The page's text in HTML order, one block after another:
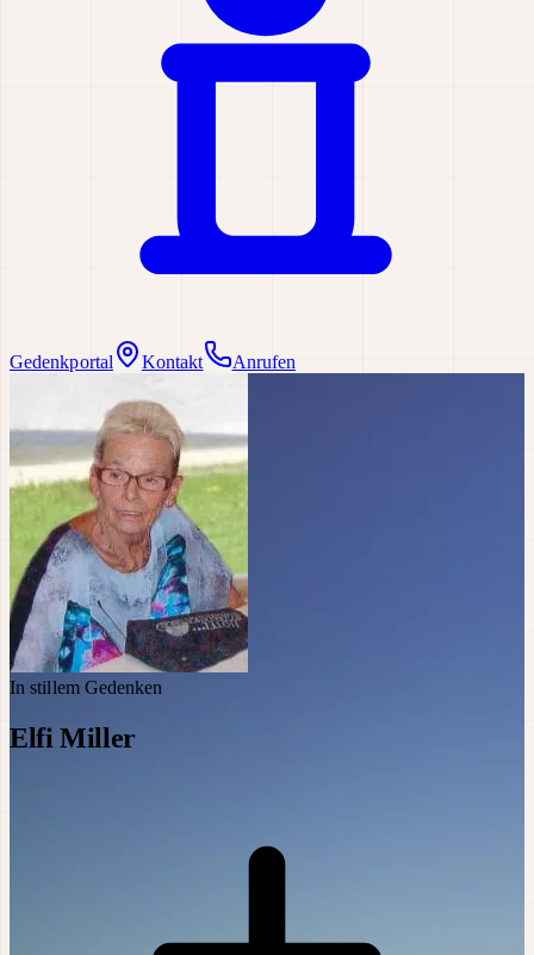
Gedenkportal Kontakt Anrufen
In stillem Gedenken
Elfi Miller